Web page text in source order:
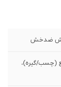
ضدخش
(چسب/گیره)،